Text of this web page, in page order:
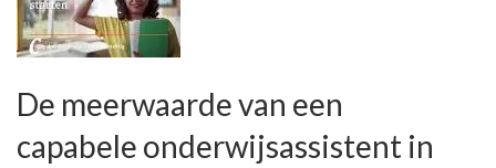
De meerwaarde van een
capabele onderwijsassistent in